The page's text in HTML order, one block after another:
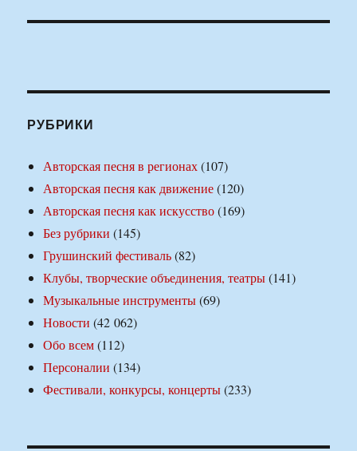
РУБРИКИ
Авторская песня в регионах(107)
Авторская песня как движение(120)
Авторская песня как искусство(169)
Без рубрики (145)
Грушинский фестиваль(82)
Клубы, творческие объединения, театры(141)
Музыкальные инструменты(69)
Новости (42 062)
Обо всем(112)
Персоналии (134)
Фестивали, конкурсы, концерты(233)